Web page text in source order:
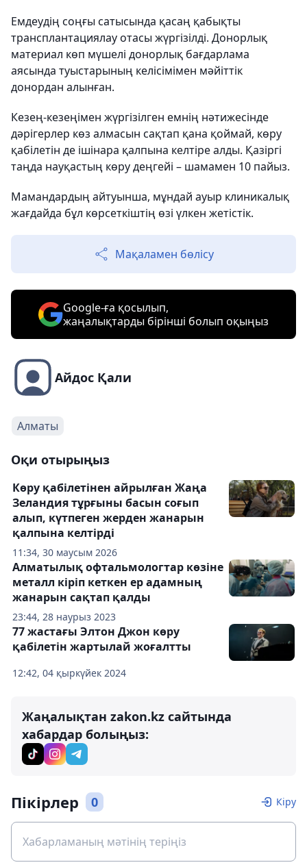
Емдеудің соңғы сатысында қасаң қабықты
трансплантациялау отасы жүргізілді. Донорлық
материал көп мүшелі донорлық бағдарлама
аясында туыстарының келісімімен мәйіттік
донордан алынған.
Кезең-кезеңімен жүргізілген емнің нәтижесінде
дәрігерлер көз алмасын сақтап қана қоймай, көру
қабілетін де ішінара қалпына келтіре алды. Қазіргі
таңда науқастың көру деңгейі – шамамен 10 пайыз.
Мамандардың айтуынша, мұндай ауыр клиникалық
жағдайда бұл көрсеткіштің өзі үлкен жетістік.
Мақаламен бөлісу
Google-ға қосылып,
жаңалықтарды бірінші болып оқыңыз
Айдос Қали
Алматы
Оқи отырыңыз
11:34, 30 маусым 2026
Көру қабілетінен айрылған Жаңа
Зеландия тұрғыны басын соғып
алып, күтпеген жерден жанарын
қалпына келтірді
23:44, 28 наурыз 2023
Алматылық офтальмологтар көзіне
металл кіріп кеткен ер адамның
жанарын сақтап қалды
12:42, 04 қыркүйек 2024
77 жастағы Элтон Джон көру
қабілетін жартылай жоғалтты
Жаңалықтан zakon.kz сайтында
хабардар болыңыз:
Пікірлер 0 Кіру